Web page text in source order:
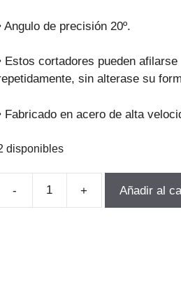
original
$63.357.
actual
$57.021.
Angulo de precisión 20º.
Estos cortadores pueden afilarse
sin alterase su
Fabricado en acero de alta
disponibles
Añadir al